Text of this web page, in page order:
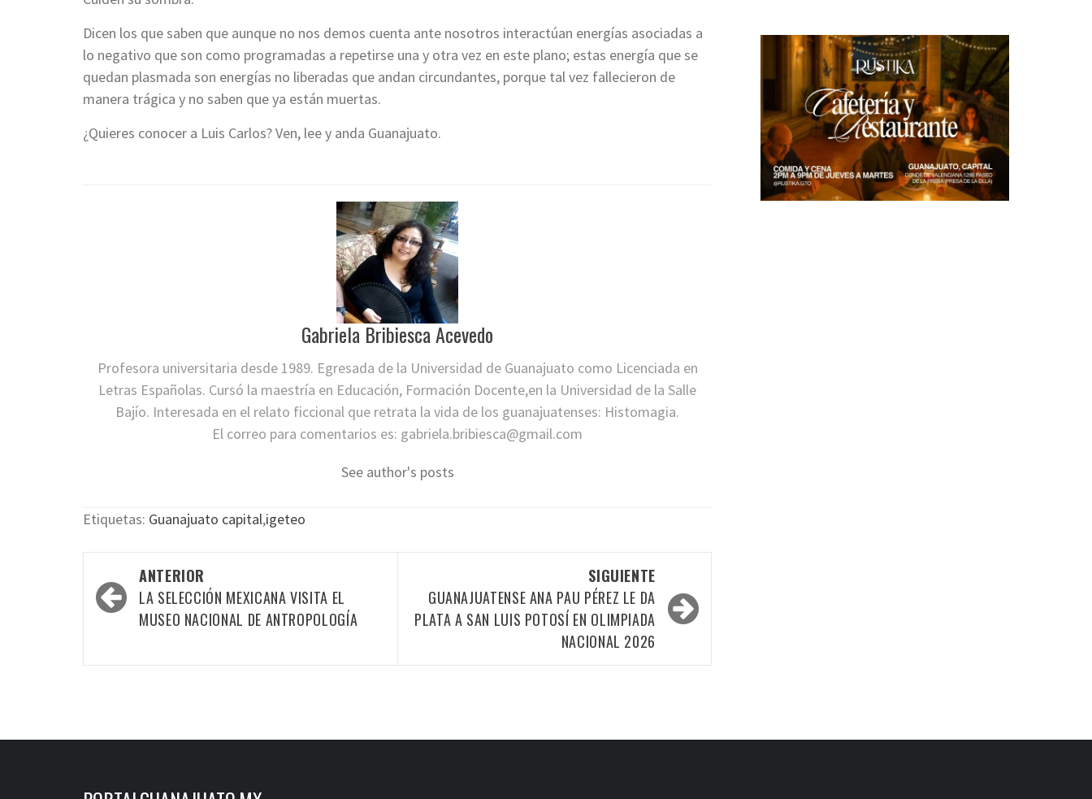
Dicen los que saben que aunque no nos demos cuenta ante nosotros interactúan energías asociadas a
lo negativo que son como programadas a repetirse una y otra vez en este plano; estas energía que se
quedan plasmada son energías no liberadas que andan circundantes, porque tal vez fallecieron de
manera trágica y no saben que ya están muertas.
¿Quieres conocer a Luis Carlos? Ven, lee y anda Guanajuato.
Gabriela Bribiesca Acevedo
Profesora universitaria desde 1989. Egresada de la Universidad de Guanajuato como Licenciada en
Letras Españolas. Cursó la maestría en Educación, Formación Docente,en la Universidad de la Salle
Bajío. Interesada en el relato ficcional que retrata la vida de los guanajuatenses: Histomagia.
El correo para comentarios es: gabriela.bribiesca@gmail.com
See author's posts
Etiquetas: Guanajuato capital,igeteo
Navegación
por
ANTERIOR
LA SELECCIÓN MEXICANA VISITA EL
MUSEO NACIONAL DE ANTROPOLOGÍA
SIGUIENTE
GUANAJUATENSE ANA PAU PÉREZ LE DA
PLATA A SAN LUIS POTOSÍ EN OLIMPIADA
NACIONAL 2026